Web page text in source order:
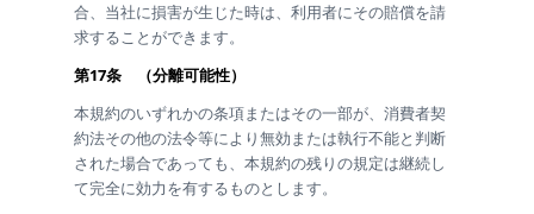
合、当社に損害が生じた時は、利用者にその賠償を請
求することができます。
第17条 （分離可能性）
本規約のいずれかの条項またはその一部が、消費者契
約法その他の法令等により無効または執行不能と判断
された場合であっても、本規約の残りの規定は継続し
て完全に効力を有するものとします。